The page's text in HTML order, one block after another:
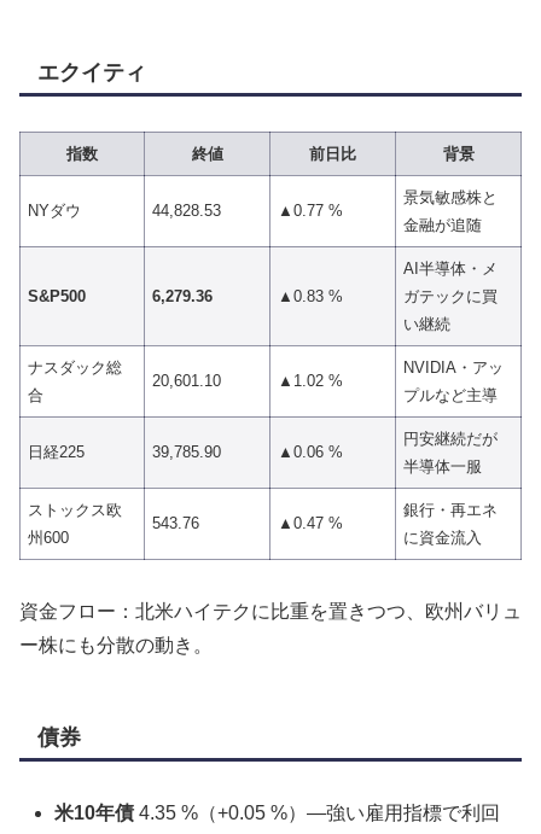
エクイティ
指数 終値 前日比 背景
NYダウ 44,828.53 ▲0.77 %
景気敏感株と
金融が追随
S&P500 6,279.36 ▲0.83 %
AI半導体・メ
ガテックに買
い継続
ナスダック総
合
20,601.10 ▲1.02 %
NVIDIA・アッ
プルなど主導
日経225 39,785.90 ▲0.06 %
円安継続だが
半導体一服
ストックス欧
州600
543.76 ▲0.47 %
銀行・再エネ
に資金流入
資金フロー：北米ハイテクに比重を置きつつ、欧州バリュ
ー株にも分散の動き。
債券
米10年債 4.35 %（+0.05 %）—強い雇用指標で利回